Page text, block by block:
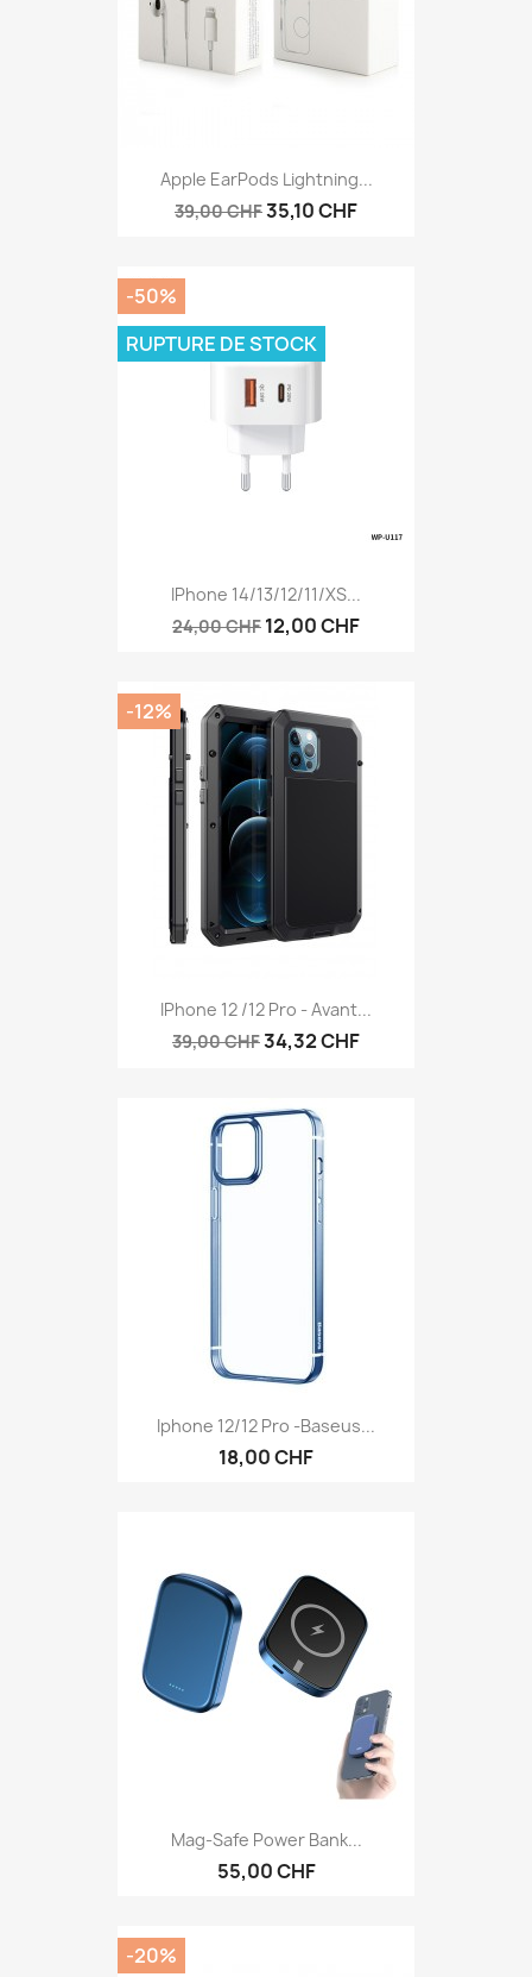
Apple EarPods Lightning...
39,00 CHF35,10 CHF
IPhone 14/13/12/11/XS...
24,00 CHF 12,00 CHF
-50%
RUPTURE DE STOCK
IPhone 12 /12 Pro - Avant...
39,00 CHF34,32 CHF
-12%
Iphone 12/12 Pro -Baseus...
18,00 CHF
Mag-Safe Power Bank...
55,00 CHF
-20%